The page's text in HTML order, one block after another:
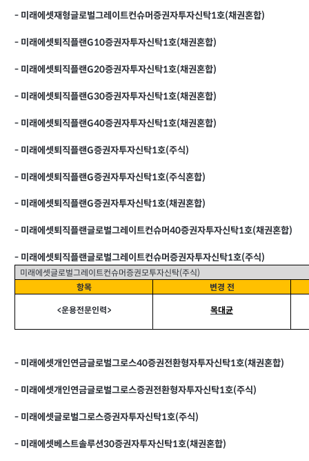
- 미래에셋재형글로벌그레이트컨슈머증권자투자신탁1호(채권혼합)
- 미래에셋퇴직플랜G10증권자투자신탁1호(채권혼합)
- 미래에셋퇴직플랜G20증권자투자신탁1호(채권혼합)
- 미래에셋퇴직플랜G30증권자투자신탁1호(채권혼합)
- 미래에셋퇴직플랜G40증권자투자신탁1호(채권혼합)
- 미래에셋퇴직플랜G증권자투자신탁1호(주식)
- 미래에셋퇴직플랜G증권자투자신탁1호(주식혼합)
- 미래에셋퇴직플랜G증권자투자신탁1호(채권혼합)
- 미래에셋퇴직플랜글로벌그레이트컨슈머40증권자투자신탁1호(채권혼합)
- 미래에셋퇴직플랜글로벌그레이트컨슈머증권자투자신탁1호(주식)
미래에셋글로벌그레이트컨슈머증권모투자신탁(주식)
항목
변경 전
<운용전문인력> 목대균
- 미래에셋개인연금글로벌그로스40증권전환형자투자신탁1호(채권혼합)
- 미래에셋개인연금글로벌그로스증권전환형자투자신탁1호(주식)
- 미래에셋글로벌그로스증권자투자신탁1호(주식)
- 미래에셋베스트솔루션30증권자투자신탁1호(채권혼합)